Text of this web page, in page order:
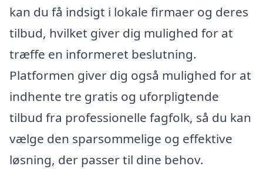
kan du få indsigt i lokale firmaer og deres
tilbud, hvilket giver dig mulighed for at
træffe en informeret beslutning.
Platformen giver dig også mulighed for at
indhente tre gratis og uforpligtende
tilbud fra professionelle fagfolk, så du kan
vælge den sparsommelige og effektive
løsning, der passer til dine behov.